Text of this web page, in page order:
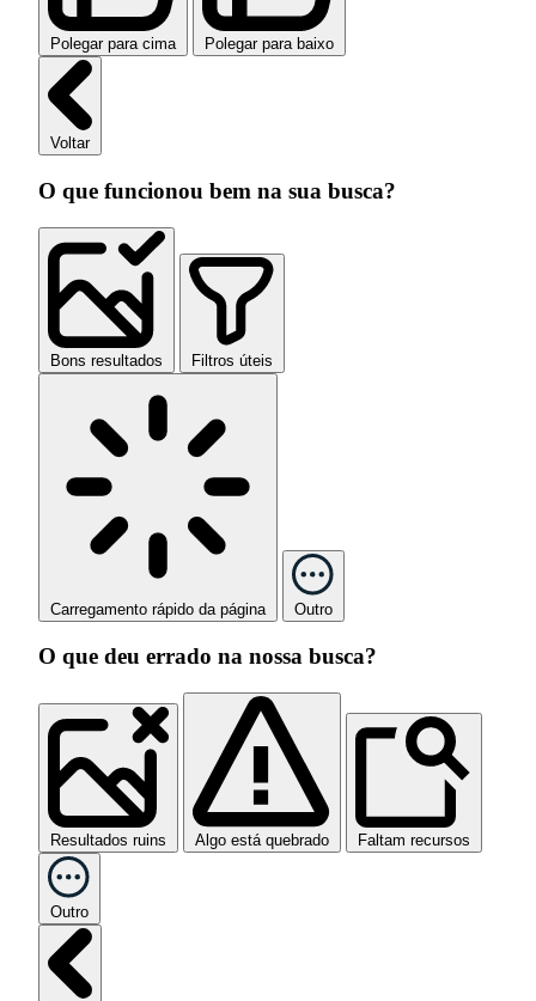
Polegar para cima Polegar para baixo
Voltar
O que funcionou bem na sua busca?
Bons resultados Filtros úteis
Carregamento rápido da página Outro
O que deu errado na nossa busca?
Resultados ruins Algo está quebrado Faltam recursos
Outro